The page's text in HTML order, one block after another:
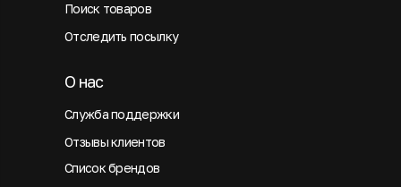
Поиск товаров
Отследить посылку
Служба поддержки
О нас
Отзывы клиентов
Список брендов